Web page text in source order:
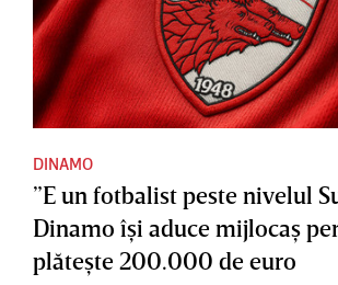
DINAMO
”E un fotbalist peste nivelul
Dinamo îşi aduce mijlocaş
plăteşte 200.000 de euro